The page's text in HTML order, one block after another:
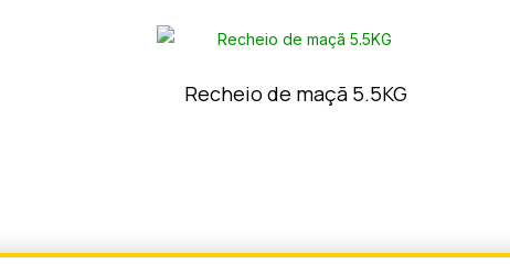
Recheio de maçã 5.5KG